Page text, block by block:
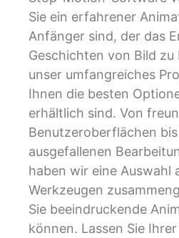
Sie ein erfahrener
Anfänger sind, der das
Geschichten von Bild
unser umfangreiches
Ihnen die besten
erhältlich sind. Von
Benutzeroberflächen
ausgefallenen
haben wir eine Auswahl
Werkzeugen
Sie beeindruckende
können. Lassen Sie